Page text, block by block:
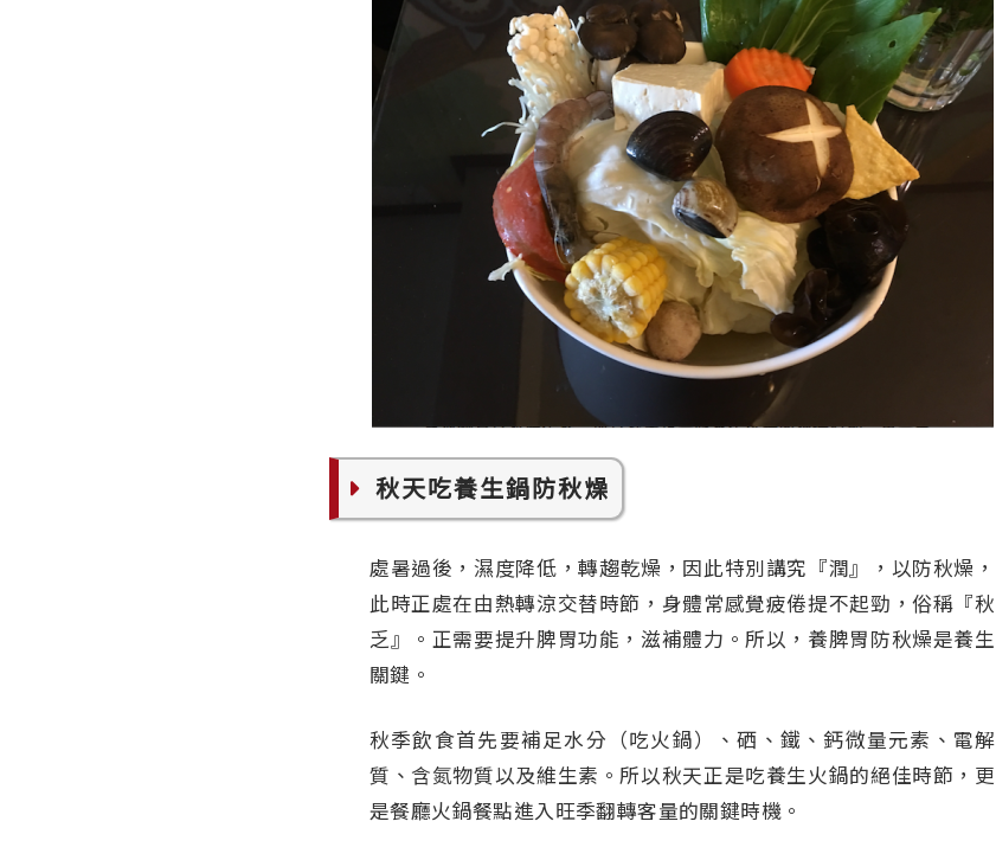
秋天吃養生鍋防秋燥
處暑過後，濕度降低，轉趨乾燥，因此特別講究『潤』，以防秋燥，
此時正處在由熱轉涼交替時節，身體常感覺疲倦提不起勁，俗稱『秋
乏』。正需要提升脾胃功能，滋補體力。所以，養脾胃防秋燥是養生
關鍵。
秋季飲食首先要補足水分（吃火鍋）、硒、鐵、鈣微量元素、電解
質、含氮物質以及維生素。所以秋天正是吃養生火鍋的絕佳時節，更
是餐廳火鍋餐點進入旺季翻轉客量的關鍵時機。